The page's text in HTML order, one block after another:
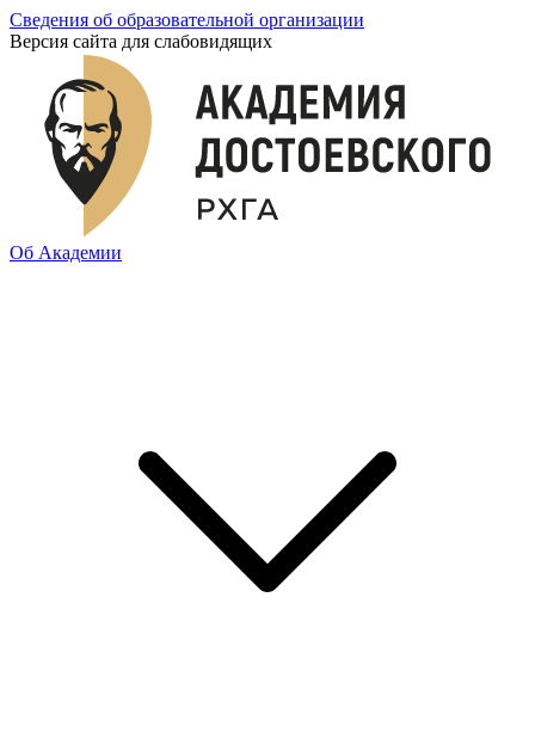
Сведения об образовательной организации
Версия сайта для слабовидящих
Об Академии